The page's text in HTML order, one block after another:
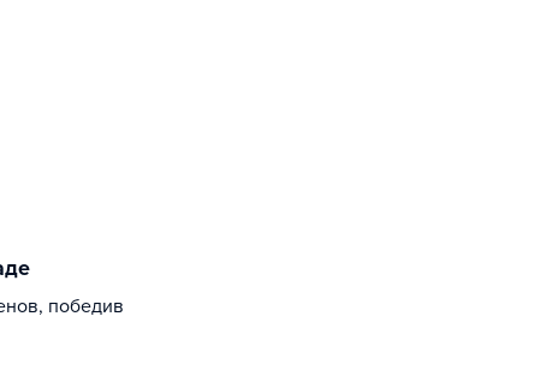
победив